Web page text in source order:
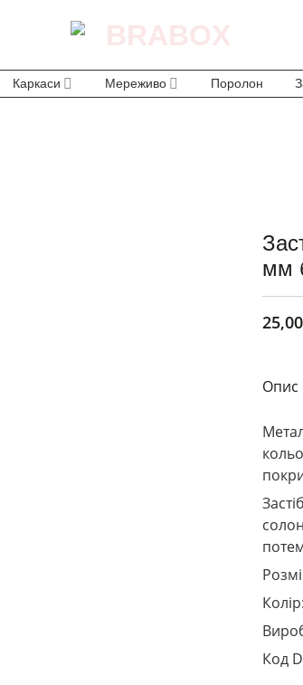
Каркаси Мереживо Поролон
мм
25,00
Опис
Код